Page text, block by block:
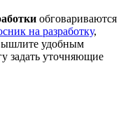
обговариваются
на разработку,
удобным
задать уточняющие